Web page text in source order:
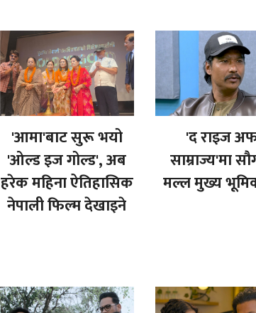
'आमा'बाट सुरू भयो
'ओल्ड इज गोल्ड', अब
हरेक महिना ऐतिहासिक
नेपाली फिल्म देखाइने
'द राइज
साम्राज्य'मा
मल्ल मुख्य